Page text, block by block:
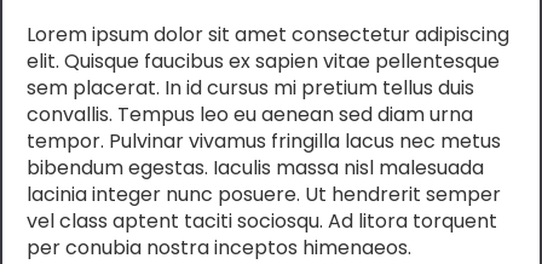
Lorem ipsum dolor sit amet consectetur adipiscing
elit. Quisque faucibus ex sapien vitae pellentesque
sem placerat. In id cursus mi pretium tellus duis
convallis. Tempus leo eu aenean sed diam urna
tempor. Pulvinar vivamus fringilla lacus nec metus
bibendum egestas. Iaculis massa nisl malesuada
lacinia integer nunc posuere. Ut hendrerit semper
vel class aptent taciti sociosqu. Ad litora torquent
per conubia nostra inceptos himenaeos.